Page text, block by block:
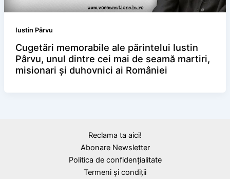
Iustin Pârvu
Cugetări memorabile ale părintelui Iustin
Pârvu, unul dintre cei mai de seamă martiri,
misionari şi duhovnici ai României
Reclama ta aici!
Abonare Newsletter
Politica de confidențialitate
Termeni și condiții